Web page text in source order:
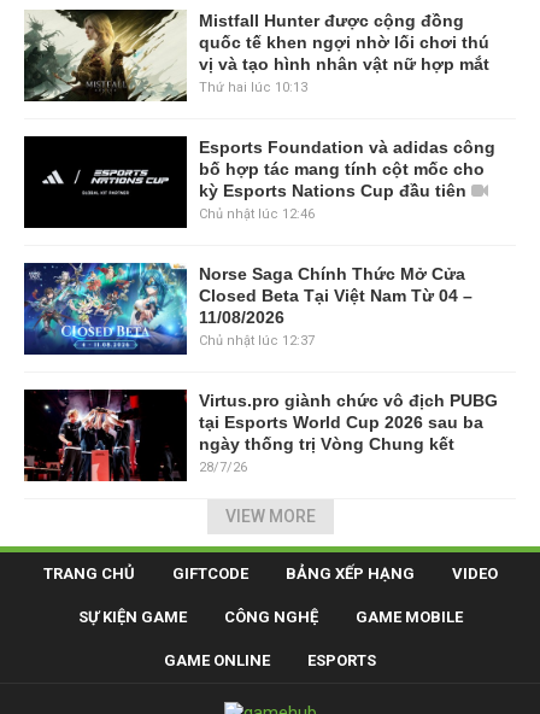
Mistfall Hunter được cộng đồng
quốc tế khen ngợi nhờ lối chơi thú
vị và tạo hình nhân vật nữ hợp mắt
Thứ hai lúc 10:13
Esports Foundation và adidas công
bố hợp tác mang tính cột mốc cho
kỳ Esports Nations Cup đầu tiên
Chủ nhật lúc 12:46
Norse Saga Chính Thức Mở Cửa
Closed Beta Tại Việt Nam Từ 04 –
11/08/2026
Chủ nhật lúc 12:37
Virtus.pro giành chức vô địch PUBG
tại Esports World Cup 2026 sau ba
ngày thống trị Vòng Chung kết
28/7/26
VIEW MORE
TRANG CHỦ GIFTCODE BẢNG XẾP HẠNG VIDEO
SỰ KIỆN GAME CÔNG NGHỆ GAME MOBILE
GAME ONLINE ESPORTS